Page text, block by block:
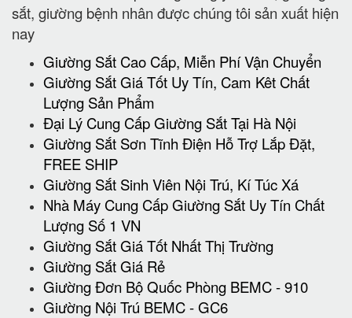
sắt, giường bệnh nhân được chúng tôi sản xuất hiện
nay
Giường Sắt Cao Cấp, Miễn Phí Vận Chuyển
Giường Sắt Giá Tốt Uy Tín, Cam Kêt Chất
Lượng Sản Phẩm
Đại Lý Cung Cấp Giường Sắt Tại Hà Nội
Giường Sắt Sơn Tĩnh Điện Hỗ Trợ Lắp Đặt,
FREE SHIP
Giường Sắt Sinh Viên Nội Trú, Kí Túc Xá
Nhà Máy Cung Cấp Giường Sắt Uy Tín Chất
Lượng Số 1 VN
Giường Sắt Giá Tốt Nhất Thị Trường
Giường Sắt Giá Rẻ
Giường Đơn Bộ Quốc Phòng BEMC - 910
Giường Nội Trú BEMC - GC6